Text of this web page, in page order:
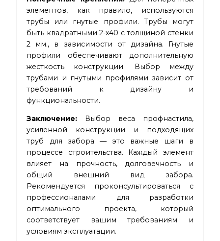
элементов, как правило, используются
трубы или гнутые профили. Трубы могут
быть квадратными 2-х40 с толщиной стенки
2 мм., в зависимости от дизайна. Гнутые
профили обеспечивают дополнительную
жесткость конструкции. Выбор между
трубами и гнутыми профилями зависит от
требований к дизайну и
функциональности.
Заключение: Выбор веса профнастила,
усиленной конструкции и подходящих
труб для забора — это важные шаги в
процессе строительства. Каждый элемент
влияет на прочность, долговечность и
общий внешний вид забора.
Рекомендуется проконсультироваться с
профессионалами для разработки
оптимального проекта, который
соответствует вашим требованиям и
условиям эксплуатации.